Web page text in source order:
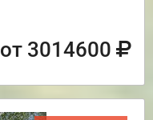
от 3014600